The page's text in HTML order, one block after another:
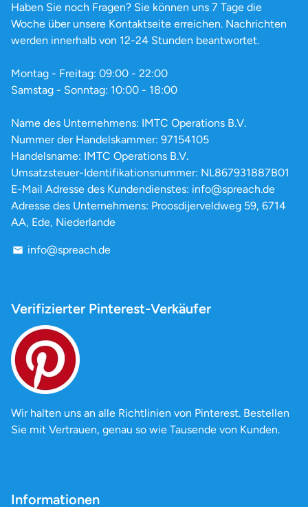
Haben Sie noch Fragen? Sie können uns 7 Tage die
Woche über unsere Kontaktseite erreichen. Nachrichten
werden innerhalb von 12-24 Stunden beantwortet.
Montag - Freitag: 09:00 - 22:00
Samstag - Sonntag: 10:00 - 18:00
Name des Unternehmens: IMTC Operations B.V.
Nummer der Handelskammer: 97154105
Handelsname: IMTC Operations B.V.
Umsatzsteuer-Identifikationsnummer: NL867931887B01
E-Mail Adresse des Kundendienstes: info@spreach.de
Adresse des Unternehmens: Proosdijerveldweg 59, 6714
AA, Ede, Niederlande
email info@spreach.de
Verifizierter Pinterest-Verkäufer
Wir halten uns an alle Richtlinien von Pinterest. Bestellen
Sie mit Vertrauen, genau so wie Tausende von Kunden.
Informationen